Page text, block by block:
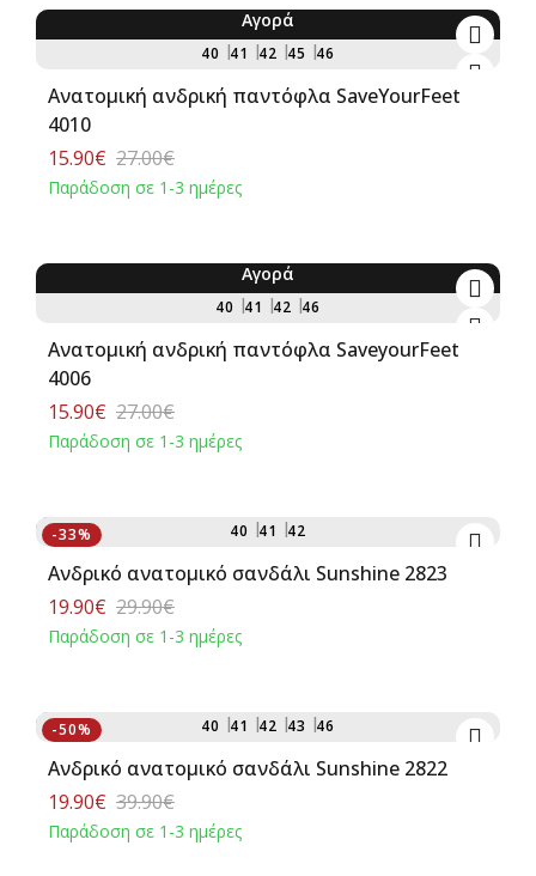
40
41 42 45 46
Αγορά
Ανατομική ανδρική παντόφλα SaveΥourFeet
4010
15.90€ 27.00€
Παράδοση σε 1-3 ημέρες
40
41 42 46
Αγορά
Ανατομική ανδρική παντόφλα SaveyourFeet
4006
15.90€ 27.00€
Παράδοση σε 1-3 ημέρες
-33% 40 41 42
Ανδρικό ανατομικό σανδάλι Sunshine 2823
19.90€ 29.90€
Παράδοση σε 1-3 ημέρες
-50% 40 41 42 43 46
Ανδρικό ανατομικό σανδάλι Sunshine 2822
19.90€ 39.90€
Παράδοση σε 1-3 ημέρες